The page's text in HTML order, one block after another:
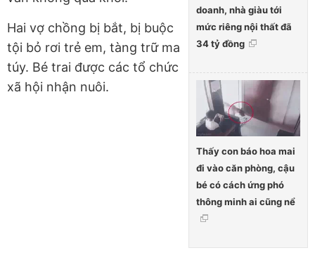
doanh, nhà giàu tới
mức riêng nội thất đã
34 tỷ đồng
Thấy con báo hoa mai
đi vào căn phòng, cậu
bé có cách ứng phó
thông minh ai cũng nể
Hai vợ chồng bị bắt, bị buộc
tội bỏ rơi trẻ em, tàng trữ ma
túy. Bé trai được các tổ chức
xã hội nhận nuôi.